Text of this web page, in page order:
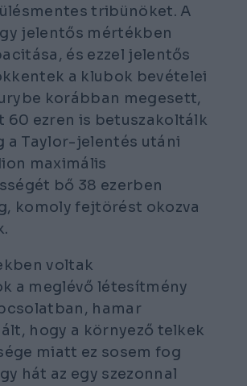
tribünöket. A
jelentős mértékben
és ezzel jelentős
a klubok bevételei
korábban megesett,
60 ezren is betuszakoltálk
a Taylor-jelentés utáni
maximális
bő 38 ezerben
komoly fejtörést okozva
voltak
a meglévő létesítmény
hamar
hogy a környező telkek
miatt ez sosem fog
hát az egy szezonnal